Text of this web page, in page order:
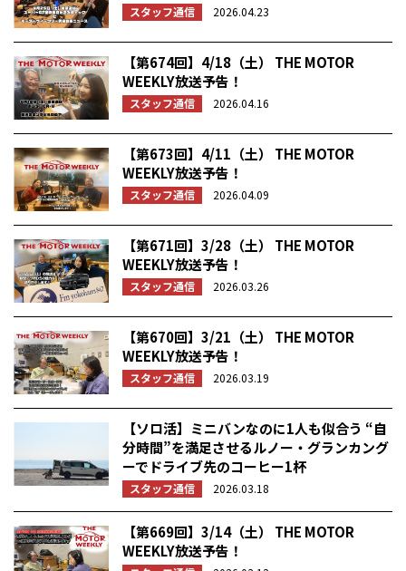
スタッフ通信 2026.04.23
【第674回】4/18（土） THE MOTOR
WEEKLY放送予告！
スタッフ通信 2026.04.16
【第673回】4/11（土） THE MOTOR
WEEKLY放送予告！
スタッフ通信 2026.04.09
【第671回】3/28（土） THE MOTOR
WEEKLY放送予告！
スタッフ通信 2026.03.26
【第670回】3/21（土） THE MOTOR
WEEKLY放送予告！
スタッフ通信 2026.03.19
【ソロ活】ミニバンなのに1人も似合う “自
分時間”を満足させるルノー・グランカング
ーでドライブ先のコーヒー1杯
スタッフ通信 2026.03.18
【第669回】3/14（土） THE MOTOR
WEEKLY放送予告！